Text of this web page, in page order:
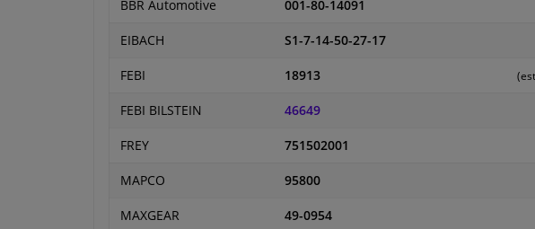
BBR Automotive 001-80-14091
EIBACH S1-7-14-50-27-17
FEBI 18913
FEBI BILSTEIN 46649
FREY 751502001
MAPCO 95800
MAXGEAR 49-0954